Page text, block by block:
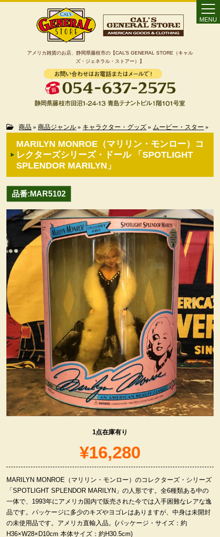
アメリカ雑貨のお店、静岡県藤枝市の【CAL’S GENERAL STORE（キャル
ズ・ジェネラル・ストアー）】
MENU
Home
カート
特定商取引法に基づく表記
カテゴリー検索
ヴィンテージ・グッズ
LIFE誌 企業広告切り抜き
ファイヤーキング他
コカコーラ・グッズ
カンパニー・グッズ
キャラクター・グッズ
喫煙具
服飾小物雑貨
商品 » 商品ジャンル » キャラクター・グッズ » ムービー・スター »
MARILYN MONROE（マリリン・モンロー）コ
レクターズシリーズ・ドール 「SPOTLIGHT
SPLENDOR MARILYN」
品番:MAR5102
1点在庫有り
¥16,280
MARILYN MONROE（マリリン・モンロー）のコレクターズ・シリーズ
「SPOTLIGHT SPLENDOR MARILYN」の人形です。全6種類ある中の
一体で、1993年にアメリカ国内で販売された今では入手困難なレアな逸
品です。パッケージに多少のキズやヨゴレはありますが、中身は未開封
の未使用品です。アメリカ直輸入品。(パッケージ・サイズ：約
H36×W28×D10cm 本体サイズ：約H30.5cm)